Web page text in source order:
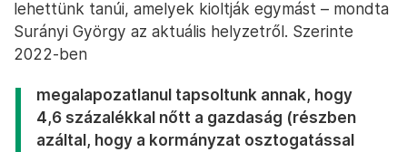
lehettünk tanúi, amelyek kioltják egymást – mondta
Surányi György az aktuális helyzetről. Szerinte
2022-ben
megalapozatlanul tapsoltunk annak, hogy
4,6 százalékkal nőtt a gazdaság (részben
azáltal, hogy a kormányzat osztogatással